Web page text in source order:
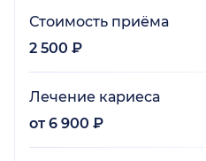
Стоимость приёма
2 500 ₽
Лечение кариеса
от 6 900 ₽